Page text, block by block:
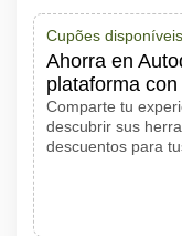
Cupões
Ahorra en
plataforma
Comparte tu
descubrir sus
descuentos para